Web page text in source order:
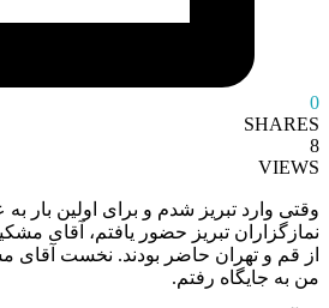
0
SHARES
8
VIEWS
وقتی وارد تبریز شدم و برای اولین بار
نمازگزاران تبریز حضور یافتم، آقای
از قم و تهران حاضر بودند. نخست
من به جایگاه رفتم.